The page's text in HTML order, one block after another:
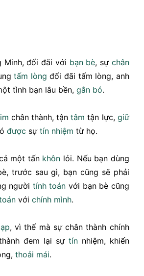
Minh, đối đãi với bạn bè, sự chân
tấm lòng đối đãi tấm lòng, anh
tình bạn lâu bền, gắn bó.
chân thành, tậntâm tận lực, giữ
được sự tín nhiệm từ họ.
một tấn khôn lỏi. Nếu bạn dùng
trước sau gì, bạn cũng sẽ phải
người tính toán với bạn bè cũng
với chính mình.
, vì thế mà sự chân thành chính
đem lại sự tínnhiệm, khiến
thoải mái.